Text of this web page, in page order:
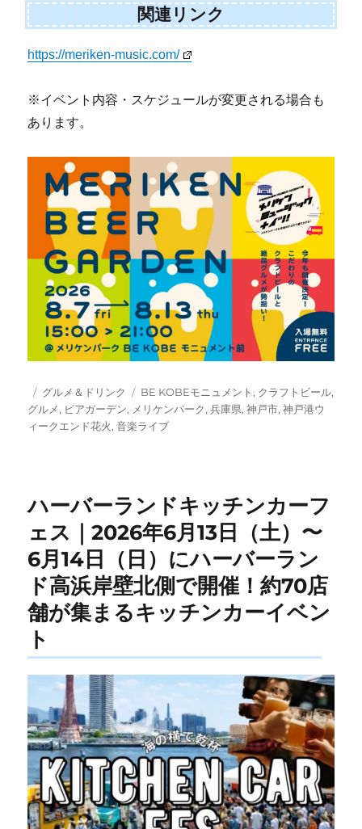
関連リンク
https://meriken-music.com/
※イベント内容・スケジュールが変更される場合も
あります。
投
稿
日:
カ
テ
ゴ
グルメ＆ドリンク
タ
グ
BE KOBEモニュメント , クラフトビール,
グルメ, ビアガーデン, メリケンパーク,兵庫県,神戸市,神戸港ウ
ィークエンド花火,音楽ライブ
ハーバーランドキッチンカーフ
ェス｜2026年6月13日（土）〜
6月14日（日）にハーバーラン
ド高浜岸壁北側で開催！約70店
舗が集まるキッチンカーイベン
ト